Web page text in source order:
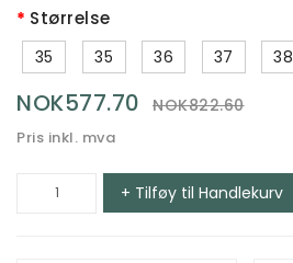
Størrelse
35 35 36 37 38
NOK577.70 NOK822.60
Pris inkl. mva
+ Tilføy til Handlekurv